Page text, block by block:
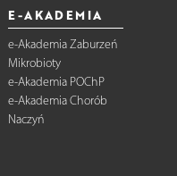
E-AKADEMIA
e-Akademia Zaburzeń
Mikrobioty
e-Akademia POChP
e-Akademia Chorób
Naczyń